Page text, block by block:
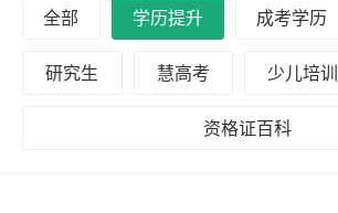
全部 学历提升 成考学历
研究生 慧高考 少儿培训
资格证百科